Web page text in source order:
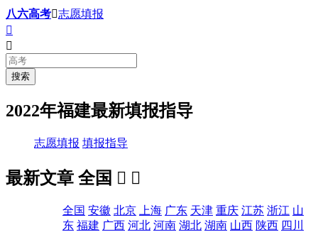
八六高考志愿填报


2022年福建最新填报指导
志愿填报 填报指导
最新文章 全国  
全国 安徽 北京 上海 广东 天津 重庆 江苏 浙江 山
东 福建 广西 河北 河南 湖北 湖南 山西 陕西 四川